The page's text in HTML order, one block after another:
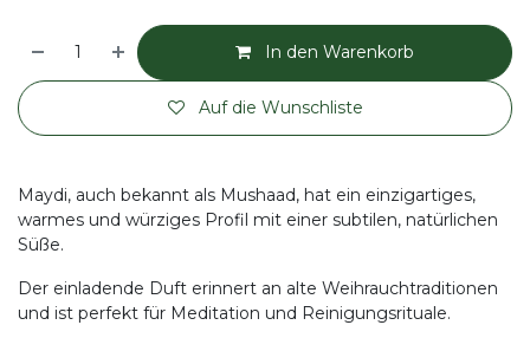
In den Warenkorb
Auf die Wunschliste
Maydi, auch bekannt als Mushaad, hat ein einzigartiges,
warmes und würziges Profil mit einer subtilen, natürlichen
Süße.
Der einladende Duft erinnert an alte Weihrauchtraditionen
und ist perfekt für Meditation und Reinigungsrituale.